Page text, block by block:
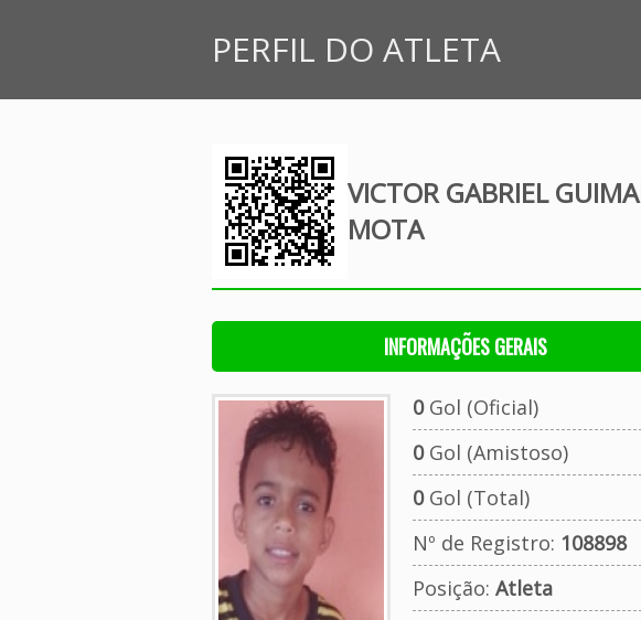
PERFIL DO ATLETA
VICTOR GABRIEL
MOTA
INFORMAÇÕES GERAIS
0Gol (Oficial)
0Gol (Amistoso)
0Gol (Total)
Nº de Registro: 108898
Posição: Atleta